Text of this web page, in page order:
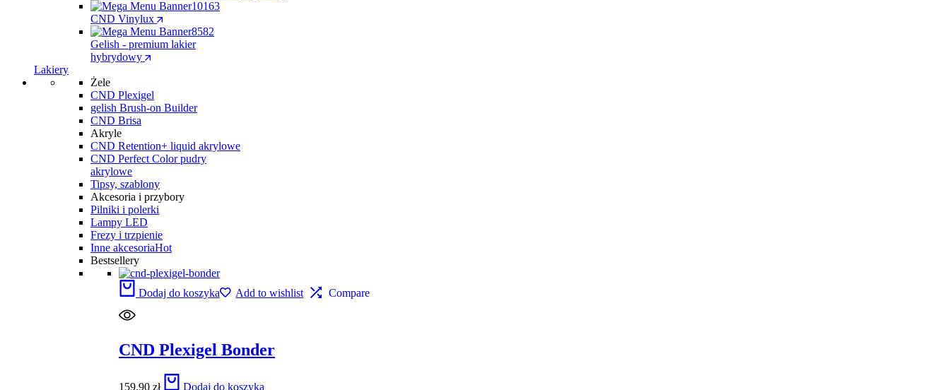
CND Vinylux
Gelish - premium lakier
hybrydowy
Lakiery
Żele
CND Plexigel
gelish Brush-on Builder
CND Brisa
Akryle
CND Retention+ liquid akrylowe
CND Perfect Color pudry
akrylowe
Tipsy, szablony
Akcesoria i przybory
Pilniki i polerki
Lampy LED
Frezy i trzpienie
Inne akcesoriaHot
Bestsellery
Dodaj do koszyka Add to wishlist Compare
CND Plexigel Bonder
159,90 zł Dodaj do koszyka